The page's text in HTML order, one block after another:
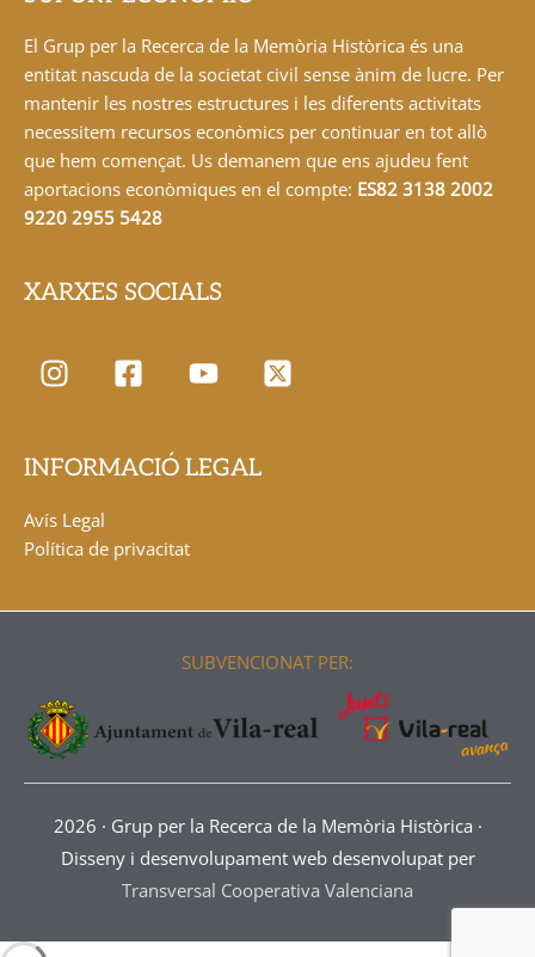
El Grup per la Recerca de la Memòria Històrica és una
entitat nascuda de la societat civil sense ànim de lucre. Per
mantenir les nostres estructures i les diferents activitats
necessitem recursos econòmics per continuar en tot allò
que hem començat. Us demanem que ens ajudeu fent
aportacions econòmiques en el compte: ES82 3138 2002
9220 2955 5428
XARXES SOCIALS
INFORMACIÓ LEGAL
Avís Legal
Política de privacitat
SUBVENCIONAT PER:
2026 · Grup per la Recerca de la Memòria Històrica ·
Disseny i desenvolupament web desenvolupat per
Transversal Cooperativa Valenciana